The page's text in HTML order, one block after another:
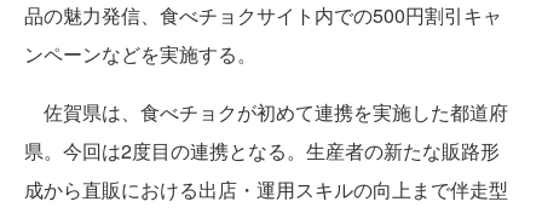
品の魅力発信、食べチョクサイト内での500円割引キャ
ンペーンなどを実施する。
佐賀県は、食べチョクが初めて連携を実施した都道府
県。今回は2度目の連携となる。生産者の新たな販路形
成から直販における出店・運用スキルの向上まで伴走型